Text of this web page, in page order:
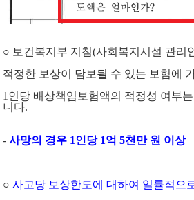
○ 보건복지부 지침(사회복지시설 관리
적정한 보상이 담보될 수 있는 보험에
1 인당 배상책임보험액의 적정성 여부는
니다.
- 사망의 경우 1인당 1억 5천만 원 이상
○ 사고당 보상한도에 대하여 일률적으